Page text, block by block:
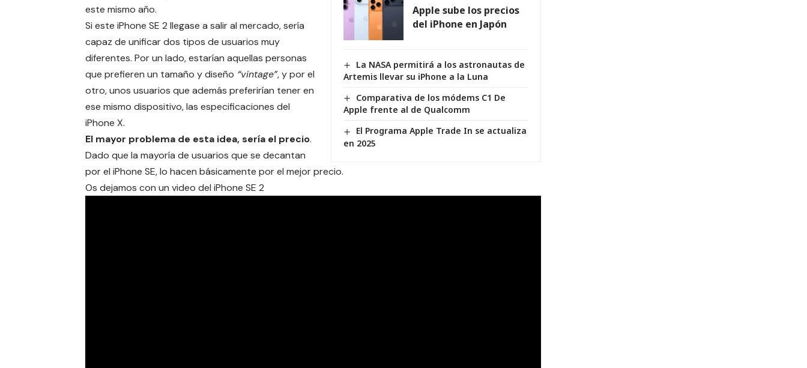
Apple sube los precios
del iPhone en Japón
La NASA permitirá a los astronautas de
Artemis llevar su iPhone a la Luna
Comparativa de los módems C1 De
Apple frente al de Qualcomm
El Programa Apple Trade In se actualiza
en 2025
este mismo año.
Si este iPhone SE 2 llegase a salir al mercado, sería
capaz de unificar dos tipos de usuarios muy
diferentes. Por un lado, estarían aquellas personas
que prefieren un tamaño y diseño “vintage”, y por el
otro, unos usuarios que además preferirían tener en
ese mismo dispositivo, las especificaciones del
iPhone X.
El mayor problema de esta idea, sería el precio.
Dado que la mayoría de usuarios que se decantan
por el iPhone SE, lo hacen básicamente por el mejor precio.
Os dejamos con un video del iPhone SE 2